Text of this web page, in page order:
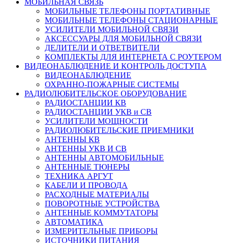
МОБИЛЬНЫЕ ТЕЛЕФОНЫ ПОРТАТИВНЫЕ
МОБИЛЬНЫЕ ТЕЛЕФОНЫ СТАЦИОНАРНЫЕ
УСИЛИТЕЛИ МОБИЛЬНОЙ СВЯЗИ
АКСЕССУАРЫ ДЛЯ МОБИЛЬНОЙ СВЯЗИ
ДЕЛИТЕЛИ И ОТВЕТВИТЕЛИ
КОМПЛЕКТЫ ДЛЯ ИНТЕРНЕТА С РОУТЕРОМ
ВИДЕОНАБЛЮДЕНИЕ И КОНТРОЛЬ ДОСТУПА
ВИДЕОНАБЛЮДЕНИЕ
ОХРАННО-ПОЖАРНЫЕ СИСТЕМЫ
РАДИОЛЮБИТЕЛЬСКОЕ ОБОРУДОВАНИЕ
РАДИОСТАНЦИИ КВ
РАДИОСТАНЦИИ УКВ и СВ
УСИЛИТЕЛИ МОЩНОСТИ
РАДИОЛЮБИТЕЛЬСКИЕ ПРИЕМНИКИ
АНТЕННЫ КВ
АНТЕННЫ УКВ И СВ
АНТЕННЫ АВТОМОБИЛЬНЫЕ
АНТЕННЫЕ ТЮНЕРЫ
ТЕХНИКА АРГУТ
КАБЕЛИ И ПРОВОДА
РАСХОДНЫЕ МАТЕРИАЛЫ
ПОВОРОТНЫЕ УСТРОЙСТВА
АНТЕННЫЕ КОММУТАТОРЫ
АВТОМАТИКА
ИЗМЕРИТЕЛЬНЫЕ ПРИБОРЫ
ИСТОЧНИКИ ПИТАНИЯ